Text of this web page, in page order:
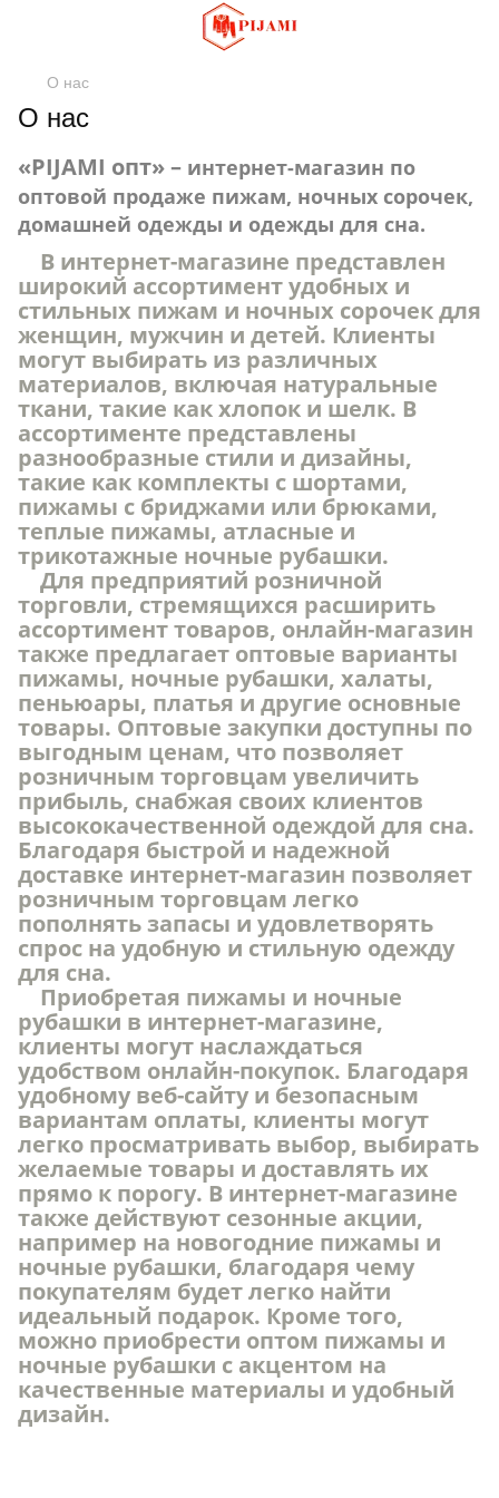
О нас
О нас
«PIJAMI опт» – интернет-магазин по
оптовой продаже пижам, ночных сорочек,
домашней одежды и одежды для сна.
В интернет-магазине представлен
широкий ассортимент удобных и
стильных пижам и ночных сорочек для
женщин, мужчин и детей. Клиенты
могут выбирать из различных
материалов, включая натуральные
ткани, такие как хлопок и шелк. В
ассортименте представлены
разнообразные стили и дизайны,
такие как комплекты с шортами,
пижамы с бриджами или брюками,
теплые пижамы, атласные и
трикотажные ночные рубашки.
Для предприятий розничной
торговли, стремящихся расширить
ассортимент товаров, онлайн-магазин
также предлагает оптовые варианты
пижамы, ночные рубашки, халаты,
пеньюары, платья и другие основные
товары. Оптовые закупки доступны по
выгодным ценам, что позволяет
розничным торговцам увеличить
прибыль, снабжая своих клиентов
высококачественной одеждой для сна.
Благодаря быстрой и надежной
доставке интернет-магазин позволяет
розничным торговцам легко
пополнять запасы и удовлетворять
спрос на удобную и стильную одежду
для сна.
Приобретая пижамы и ночные
рубашки в интернет-магазине,
клиенты могут наслаждаться
удобством онлайн-покупок. Благодаря
удобному веб-сайту и безопасным
вариантам оплаты, клиенты могут
легко просматривать выбор, выбирать
желаемые товары и доставлять их
прямо к порогу. В интернет-магазине
также действуют сезонные акции,
например на новогодние пижамы и
ночные рубашки, благодаря чему
покупателям будет легко найти
идеальный подарок. Кроме того,
можно приобрести оптом пижамы и
ночные рубашки с акцентом на
качественные материалы и удобный
дизайн.